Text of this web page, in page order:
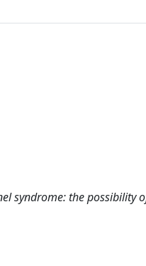
syndrome: the possibility